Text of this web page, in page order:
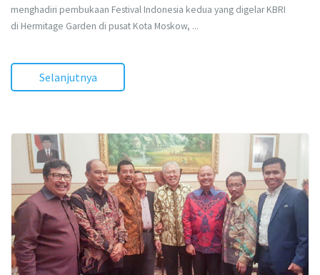
menghadiri pembukaan Festival Indonesia kedua yang digelar KBRI
di Hermitage Garden di pusat Kota Moskow, ...
Selanjutnya